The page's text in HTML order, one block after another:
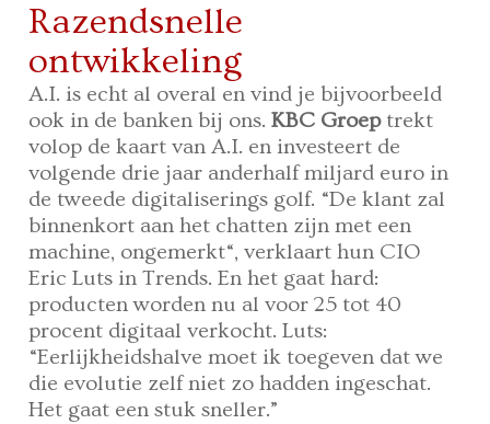
Razendsnelle
ontwikkeling
A.I. is echt al overal en vind je bijvoorbeeld
ook in de banken bij ons.KBC Groeptrekt
volop de kaart van A.I. en investeert de
volgende drie jaar anderhalf miljard euro in
de tweede digitaliserings golf. “De klant zal
binnenkort aan het chatten zijn met een
machine, ongemerkt“, verklaart hun CIO
Eric Luts in Trends. En het gaat hard:
producten worden nu al voor 25 tot 40
procent digitaal verkocht. Luts:
“Eerlijkheidshalve moet ik toegeven dat we
die evolutie zelf niet zo hadden ingeschat.
Het gaat een stuk sneller.”